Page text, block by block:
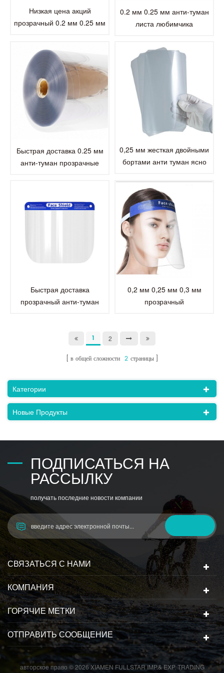
Низкая цена акций
прозрачный 0.2 мм 0.25 мм
листа любимчика
0.2 мм 0.25 мм анти-туман
листа любимчика
Быстрая доставка 0.25 мм
анти-туман прозрачные
0,25 мм жесткая двойными
бортами анти туман ясно
козырек
Быстрая доставка
прозрачный анти-туман
0,2 мм 0,25 мм 0,3 мм
прозрачный
домашних животных для
1 2
в общей сложности 2 страницы
Категории
Новые Продукты
ПОДПИСАТЬСЯ НА
РАССЫЛКУ
получать последние новости компании
СВЯЗАТЬСЯ С НАМИ
КОМПАНИЯ
ГОРЯЧИЕ МЕТКИ
ОТПРАВИТЬ СООБЩЕНИЕ
авторское право © 2026 XIAMEN FULLSTAR IMP.& EXP. TRADING